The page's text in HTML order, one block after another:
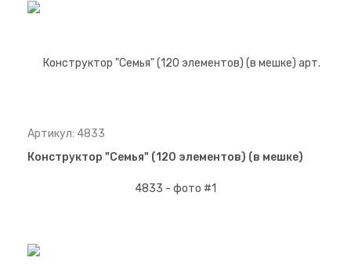
Артикул: 4833
Конструктор "Семья" (120 элементов) (в мешке)